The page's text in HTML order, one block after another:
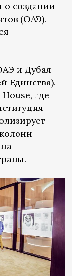
о создании
(ОАЭ).
и Дубая
Единства).
где
—